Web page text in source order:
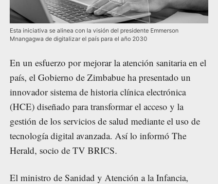
Esta iniciativa se alinea con la visión del presidente Emmerson
Mnangagwa de digitalizar el país para el año 2030
En un esfuerzo por mejorar la atención sanitaria en el
país, el Gobierno de Zimbabue ha presentado un
innovador sistema de historia clínica electrónica
(HCE) diseñado para transformar el acceso y la
gestión de los servicios de salud mediante el uso de
tecnología digital avanzada. Así lo informó The
Herald, socio de TV BRICS.
El ministro de Sanidad y Atención a la Infancia,